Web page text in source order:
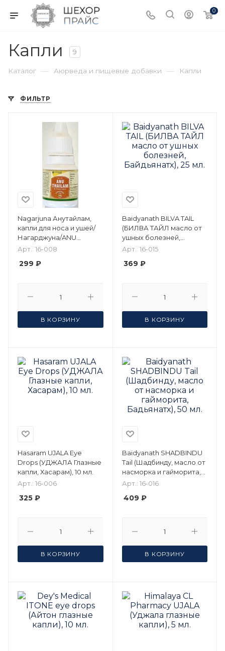
0
Капли 9
Каталог — Аюрведа и пищевые добавки — Капли
ФИЛЬТР
Nagarjuna Анутайлам,
капли для носа и ушей/
Нагарджуна/ANU
THAILAM 10 мл.
Арт.: 16-008
299 ₽
В КОРЗИНУ
Baidyanath BILVA TAIL
(БИЛВА ТАЙЛ масло от
ушных болезней,
Байдьянатх), 25 мл.
Арт.: 16-015
369 ₽
В КОРЗИНУ
Hasaram UJALA Eye
Drops (УДЖАЛА Глазные
капли, Хасарам), 10 мл.
Арт.: 16-006
325 ₽
В КОРЗИНУ
Baidyanath SHADBINDU
Tail (Шадбинду, масло от
насморка и гайморита,
Бадьянатх), 50 мл.
Арт.: 16-016
409 ₽
В КОРЗИНУ